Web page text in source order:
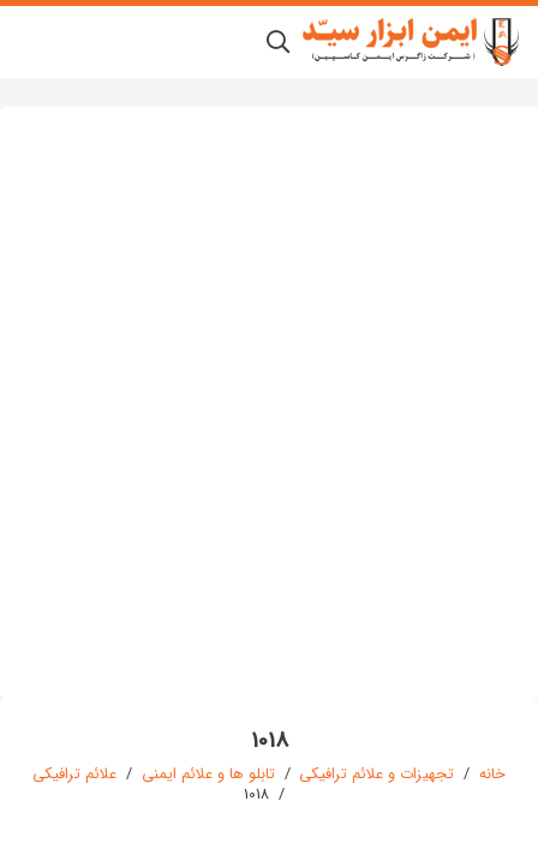
1018
خانه / تجهیزات و علائم ترافیکی / تابلو ها و علائم ایمنی / علائم ترافیکی
/
1018